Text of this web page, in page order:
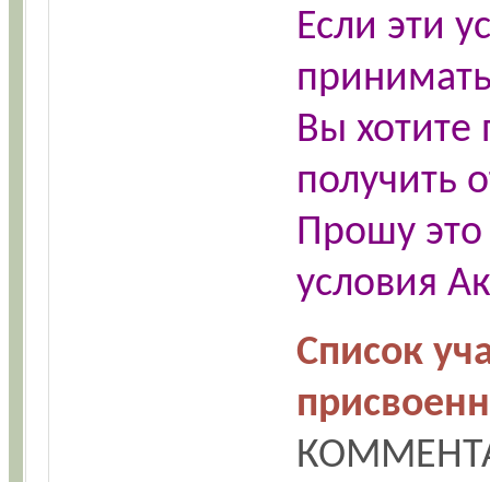
Если эти
Вы хотите
получить
Прошу это
условия
Список